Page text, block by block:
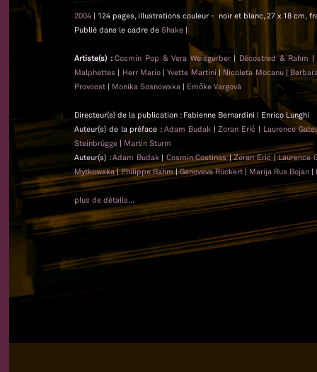
2004 | 124 pages, illustrations couleur - noir et blanc, 27 x 18 cm,
Publié dans le cadre de Shake |
Artiste(s) :Cosmin Pop & Vera Weisgerber| Décostred & Rahm |
Malphettes | Herr Mario|Yvette Martini | Nicoleta Mocanu|
Provoost | Monika Sosnowska | Emőke Vargová
Directeur(s) de la publication : Fabienne Bernardini | Enrico Lunghi
Auteur(s) de la préface : Adam Budak |Zoran Erić | Laurence
Steinbrügge|Martin Sturm
Auteur(s) :Adam Budak | Cosmin Costinas|Zoran Erić|Laurence
Mytkowska|Philippe Rahm|Genoveva Rückert| Marija Rus Bojan |
plus de détails...